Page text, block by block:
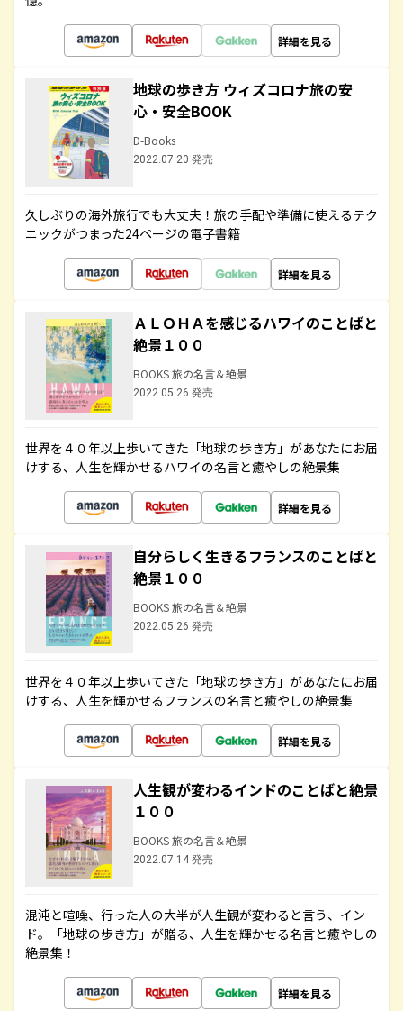
詳細を見る
地球の歩き方 ウィズコロナ旅の安
心・安全BOOK
D-Books
2022.07.20 発売
久しぶりの海外旅行でも大丈夫！旅の手配や準備に使えるテク
ニックがつまった24ページの電子書籍
詳細を見る
ＡＬＯＨＡを感じるハワイのことばと
絶景１００
BOOKS 旅の名言＆絶景
2022.05.26 発売
世界を４０年以上歩いてきた「地球の歩き方」があなたにお届
けする、人生を輝かせるハワイの名言と癒やしの絶景集
詳細を見る
自分らしく生きるフランスのことばと
絶景１００
BOOKS 旅の名言＆絶景
2022.05.26 発売
世界を４０年以上歩いてきた「地球の歩き方」があなたにお届
けする、人生を輝かせるフランスの名言と癒やしの絶景集
詳細を見る
人生観が変わるインドのことばと絶景
１００
BOOKS 旅の名言＆絶景
2022.07.14 発売
混沌と喧噪、行った人の大半が人生観が変わると言う、イン
ド。「地球の歩き方」が贈る、人生を輝かせる名言と癒やしの
絶景集！
詳細を見る